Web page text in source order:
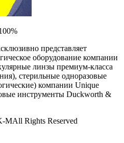
представляет
оборудование компании
линзы премиум-класса
стерильные одноразовые
компании Unique
инструменты Duckworth &
MAll Rights Reserved